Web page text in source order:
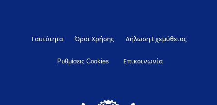
Ταυτότητα Όροι Χρήσης Δήλωση Εχεμύθειας
Ρυθμίσεις Cookies Επικοινωνία